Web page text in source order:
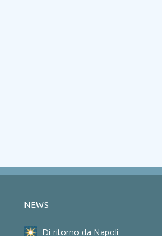
NEWS
Di ritorno da Napoli